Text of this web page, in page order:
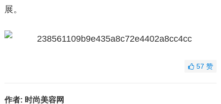
展。
57赞
作者: 时尚美容网